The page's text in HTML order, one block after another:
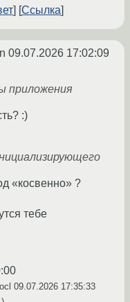
Ссылка
09.07.2026 17:02:09
приложения
:)
«косвенно» ?
тебе
09.07.2026 17:35:33